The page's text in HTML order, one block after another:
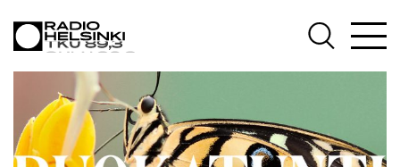
AJANKOHTAISTA
OHJELMAT
TEKIJÄT